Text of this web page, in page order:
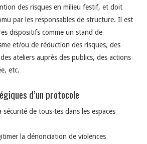
des risques en milieu festif, et doit
par les responsables de structure. Il est
dispositifs comme un stand de
et/ou de réduction des risques, des
ateliers auprès des publics, des actions
etc.
d’un protocole
de tous·tes dans les espaces
la dénonciation de violences